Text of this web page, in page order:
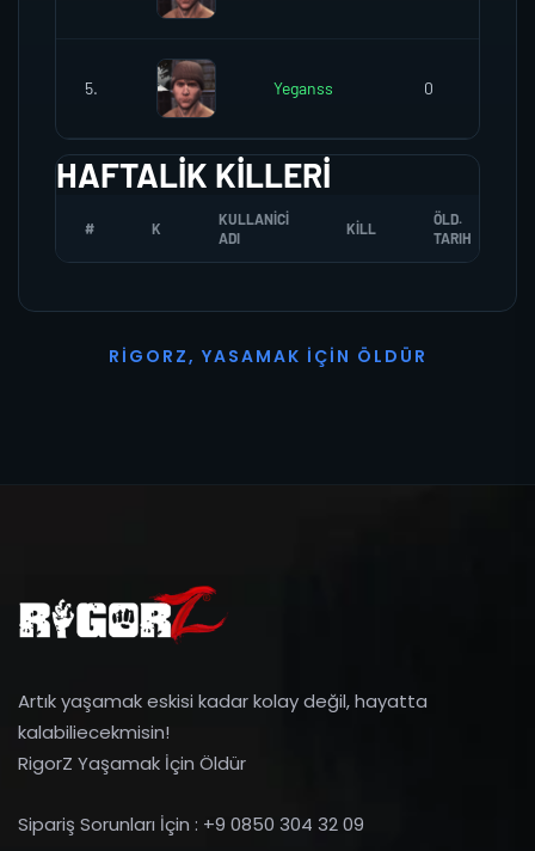
5. Yeganss 0
HAFTALIK KILLERI
# K
KULLANICI
ADI
KILL
ÖLD.
TARIH
R I G O R Z, YASAMAK İ ÇI N Ö L D Ü R
Artık yaşamak eskisi kadar kolay değil, hayatta
kalabiliecekmisin!
RigorZ Yaşamak İçin Öldür
Sipariş Sorunları İçin : +9 0850 304 32 09